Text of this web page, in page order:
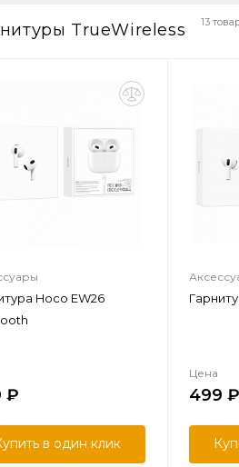
TrueWireless 13
Hoco EW26
в один клик
Цена
499